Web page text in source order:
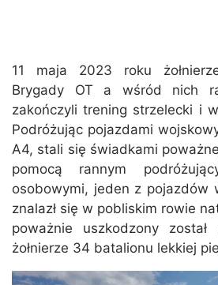
11 maja 2023 roku
Brygady OT a wśród nich
zakończyli trening strzelecki i
Podróżując pojazdami
A4, stali się świadkami
pomocą rannym
osobowymi, jeden z pojazdów
znalazł się w pobliskim rowie
poważnie uszkodzony
żołnierze 34 batalionu lekkiej